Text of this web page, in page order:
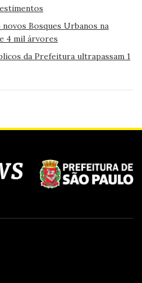
Bosques Urbanos na
4 mil árvores
da Prefeitura ultrapassam 1